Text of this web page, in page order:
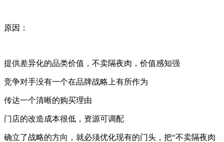
原因：
提供差异化的品类价值，不卖隔夜肉，价值感知强
竞争对手没有一个在品牌战略上有所作为
传达一个清晰的购买理由
门店的改造成本很低，资源可调配
确立了战略的方向，就必须优化现有的门头，把“不卖隔夜肉